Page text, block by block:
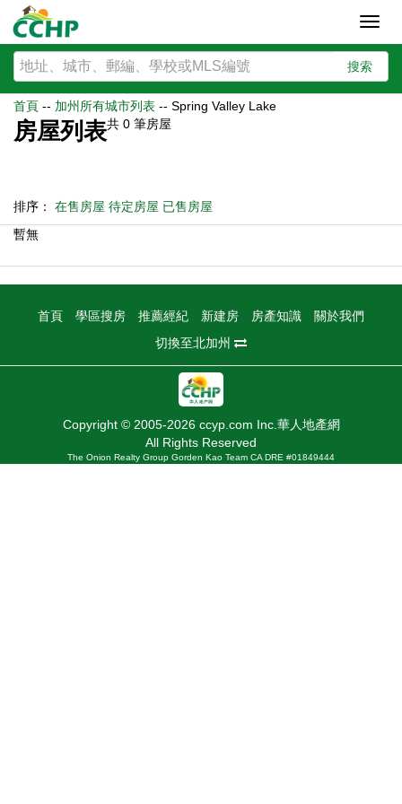
搜索
首頁 -- 加州所有城市列表 -- Spring Valley Lake
房屋列表共 0 筆房屋
排序： 在售房屋 待定房屋 已售房屋
暫無
首頁 學區搜房 推薦經紀 新建房 房產知識
關於我們
切換至北加州
Copyright © 2005-2026 ccyp.com Inc.華人地產網
All Rights Reserved
The Onion Realty Group Gorden Kao Team CA DRE #01849444